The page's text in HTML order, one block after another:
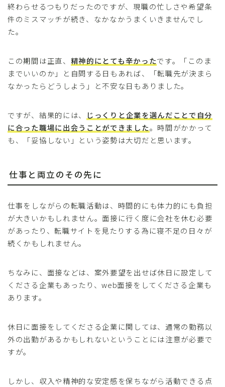
終わらせるつもりだったのですが、現職の忙しさや希望条
件のミスマッチが続き、なかなかうまくいきませんでし
た。
この期間は正直、 精神的にとても辛かったです。「このま
までいいのか」と自問する日もあれば、「転職先が決まら
なかったらどうしよう」と不安な日もありました。
ですが、結果的には、
じっくりと企業を選んだことで自分
に合った職場に出会うことができました。時間がかかって
も、「妥協しない」という姿勢は大切だと思います。
仕事と両立のその先に
仕事をしながらの転職活動は、時間的にも体力的にも負担
が大きいかもしれません。面接に行く度に会社を休む必要
があったり、転職サイトを見たりする為に寝不足の日々が
続くかもしれません。
ちなみに、面接などは、案外要望を出せば休日に設定して
くださる企業もあったり、web面接をしてくださる企業も
あります。
休日に面接をしてくださる企業に関しては、通常の勤務以
外の出勤があるかもしれないということには注意が必要で
すが。
しかし、収入や精神的な安定感を保ちながら活動できる点